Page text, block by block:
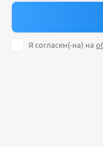
Я согласен(-на) на